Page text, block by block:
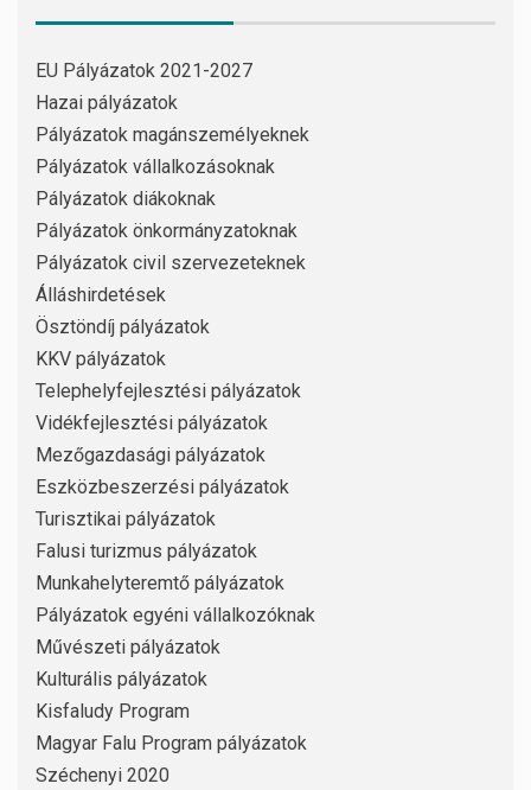
EU Pályázatok 2021-2027
Hazai pályázatok
Pályázatok magánszemélyeknek
Pályázatok vállalkozásoknak
Pályázatok diákoknak
Pályázatok önkormányzatoknak
Pályázatok civil szervezeteknek
Álláshirdetések
Ösztöndíj pályázatok
KKV pályázatok
Telephelyfejlesztési pályázatok
Vidékfejlesztési pályázatok
Mezőgazdasági pályázatok
Eszközbeszerzési pályázatok
Turisztikai pályázatok
Falusi turizmus pályázatok
Munkahelyteremtő pályázatok
Pályázatok egyéni vállalkozóknak
Művészeti pályázatok
Kulturális pályázatok
Kisfaludy Program
Magyar Falu Program pályázatok
Széchenyi 2020